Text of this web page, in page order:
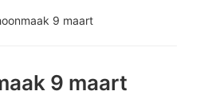
9 maart
9 maart